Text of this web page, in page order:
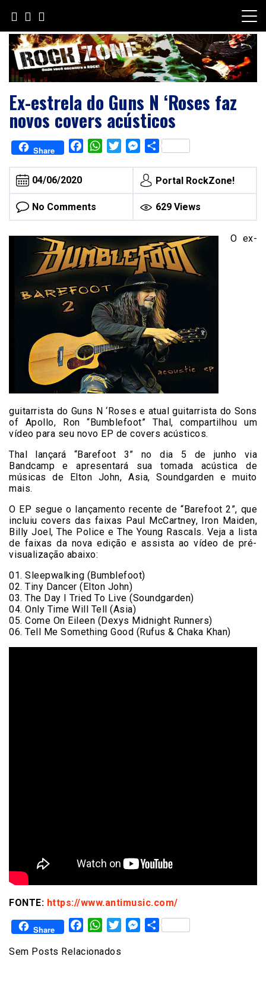
content
Ex-estrela do Guns N ‘Roses faz
novos covers acústicos
Share FacebookWhatsAppTwitterMessenger
Share
04/06/2020 Portal RockZone!
No Comments 629 Views
O ex-
guitarrista do Guns N ‘Roses e atual guitarrista do Sons
of Apollo, Ron “Bumblefoot” Thal, compartilhou um
vídeo para seu novo EP de covers acústicos.
Thal lançará “Barefoot 3” no dia 5 de junho via
Bandcamp e apresentará sua tomada acústica de
músicas de Elton John, Asia, Soundgarden e muito
mais.
O EP segue o lançamento recente de “Barefoot 2”, que
incluiu covers das faixas Paul McCartney, Iron Maiden,
Billy Joel, The Police e The Young Rascals. Veja a lista
de faixas da nova edição e assista ao vídeo de pré-
visualização abaixo:
01. Sleepwalking (Bumblefoot)
02. Tiny Dancer (Elton John)
03. The Day I Tried To Live (Soundgarden)
04. Only Time Will Tell (Asia)
05. Come On Eileen (Dexys Midnight Runners)
06. Tell Me Something Good (Rufus & Chaka Khan)
FONTE: https://www.antimusic.com/
Share FacebookWhatsAppTwitterMessenger
Share
Sem Posts Relacionados